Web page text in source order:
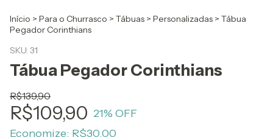
Início > Para o Churrasco > Tábuas > Personalizadas > Tábua
Pegador Corinthians
SKU: 31
Tábua Pegador Corinthians
R$139,90
R$109,90 21% OFF
Economize: R$30,00